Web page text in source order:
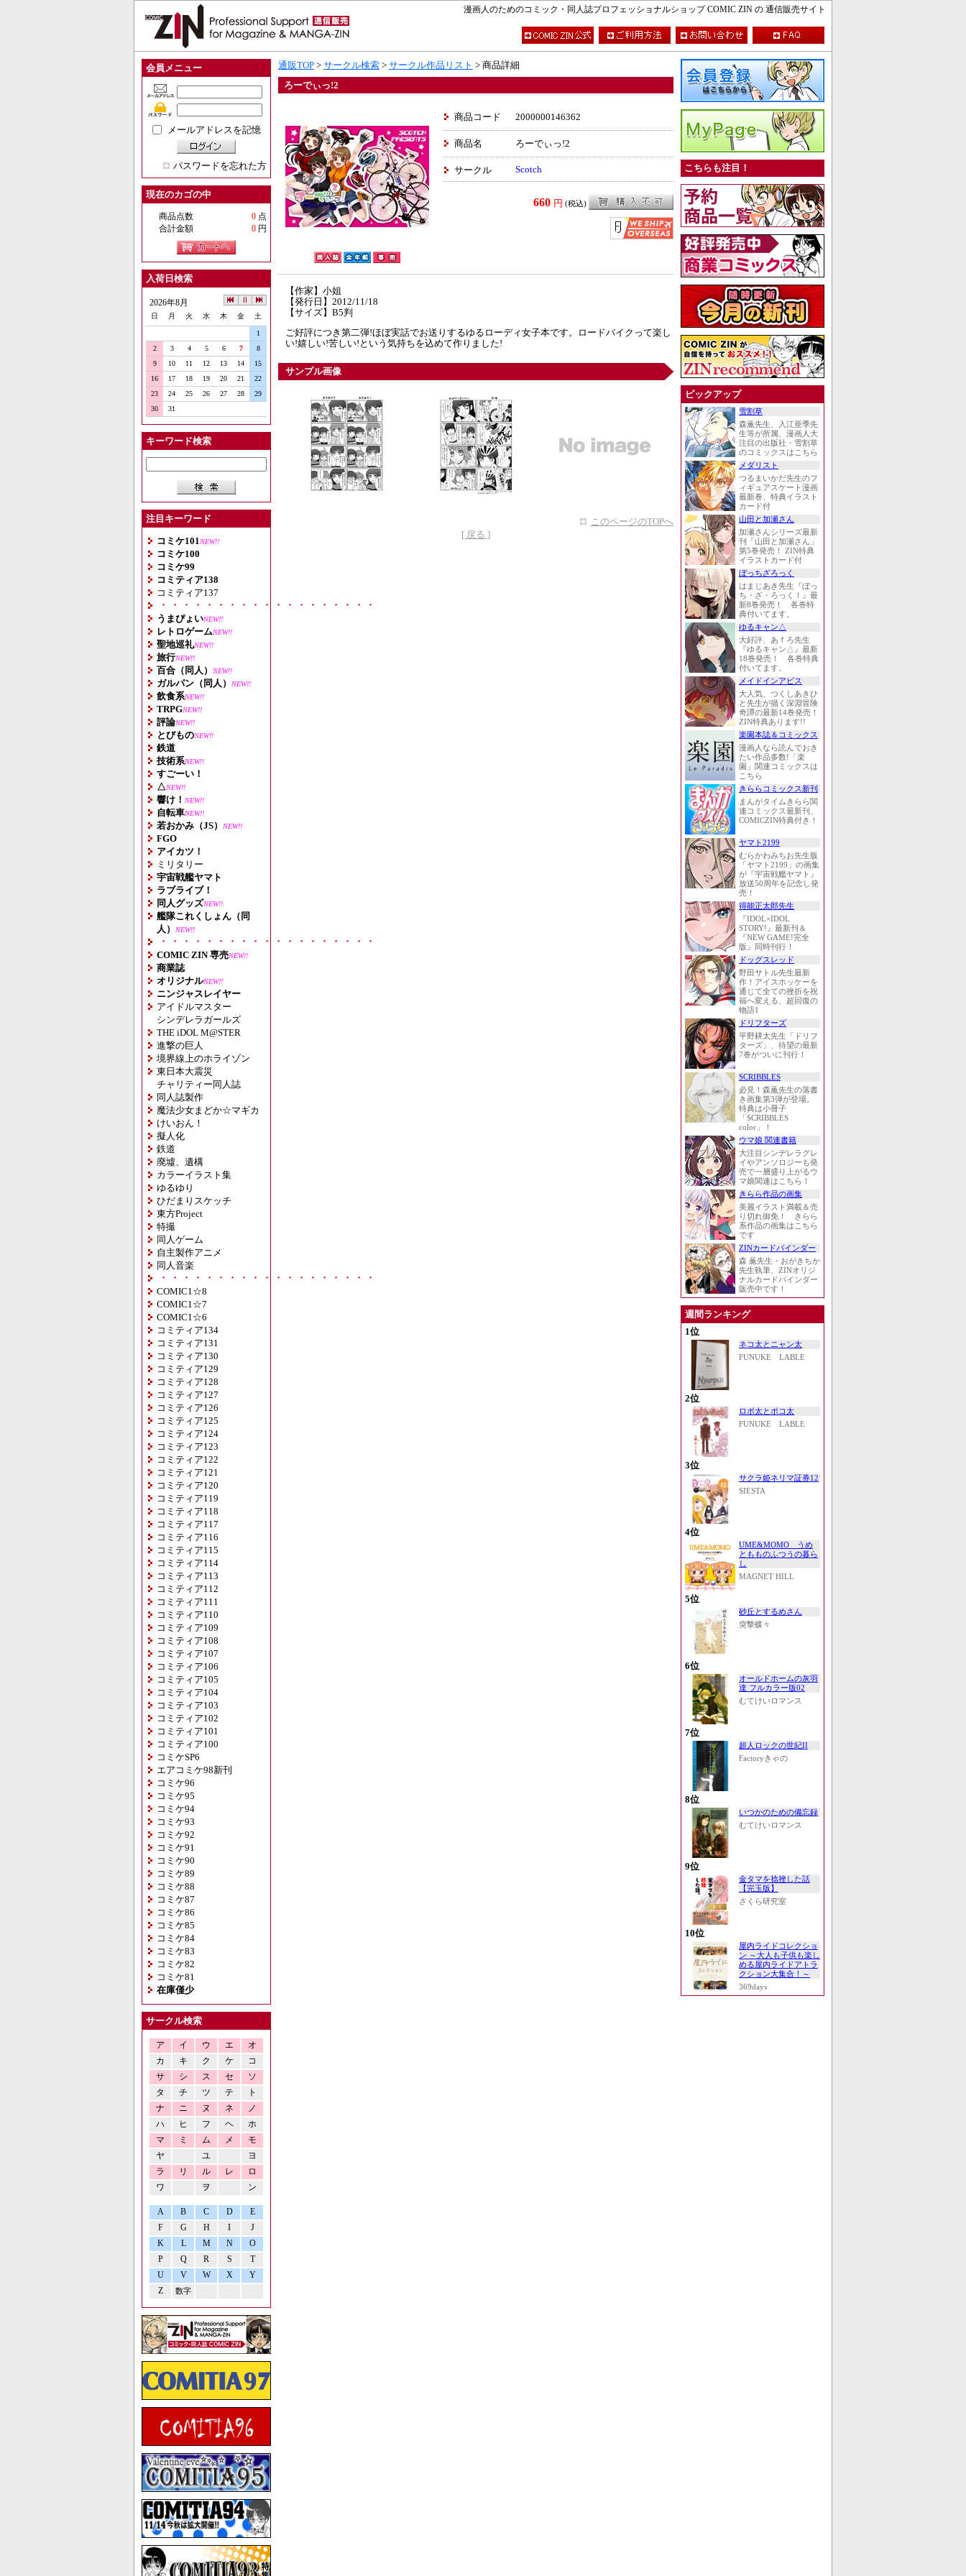
漫画人のためのコミック・同人誌プロフェッショナルショップ COMIC ZIN の 通信販売サイト
会員メニュー
メールアドレスを記憶
パスワードを忘れた方
現在のカゴの中
商品点数 0 点
合計金額
0 円
入荷日検索
2026年8月
日 月 火 水 木 金 土
1
2
3 4 5 6 7
8
9
10 11 12 13 14
15
16
17 18 19 20 21
22
23
24 25 26 27 28
29
30
31
キーワード検索
注目キーワード
コミケ101 NEW!!
コミケ100
コミケ99
コミティア138
コミティア137
・・・・・・・・・・・・・・・・・・・
うまぴょいNEW!!
レトロゲームNEW!!
聖地巡礼NEW!!
旅行NEW!!
百合（同人） NEW!!
ガルパン（同人） NEW!!
飲食系NEW!!
TRPGNEW!!
評論NEW!!
とびものNEW!!
鉄道
技術系NEW!!
すごーい！
△NEW!!
響け！ NEW!!
自転車NEW!!
若おかみ（JS） NEW!!
FGO
アイカツ！
ミリタリー
宇宙戦艦ヤマト
ラブライブ！
同人グッズNEW!!
艦隊これくしょん（同
人）
NEW!!
・・・・・・・・・・・・・・・・・・・
COMIC ZIN 専売NEW!!
商業誌
オリジナルNEW!!
ニンジャスレイヤー
アイドルマスター
シンデレラガールズ
THE iDOL M@STER
進撃の巨人
境界線上のホライゾン
東日本大震災
チャリティー同人誌
同人誌製作
魔法少女まどか☆マギカ
けいおん！
擬人化
鉄道
廃墟、遺構
カラーイラスト集
ゆるゆり
ひだまりスケッチ
東方Project
特撮
同人ゲーム
自主製作アニメ
同人音楽
・・・・・・・・・・・・・・・・・・・
COMIC1☆8
COMIC1☆7
COMIC1☆6
コミティア134
コミティア131
コミティア130
コミティア129
コミティア128
コミティア127
コミティア126
コミティア125
コミティア124
コミティア123
コミティア122
コミティア121
コミティア120
コミティア119
コミティア118
コミティア117
コミティア116
コミティア115
コミティア114
コミティア113
コミティア112
コミティア111
コミティア110
コミティア109
コミティア108
コミティア107
コミティア106
コミティア105
コミティア104
コミティア103
コミティア102
コミティア101
コミティア100
コミケSP6
エアコミケ98新刊
コミケ96
コミケ95
コミケ94
コミケ93
コミケ92
コミケ91
コミケ90
コミケ89
コミケ88
コミケ87
コミケ86
コミケ85
コミケ84
コミケ83
コミケ82
コミケ81
在庫僅少
サークル検索
ア イ ウ エ
オ
カ
キ ク ケ
コ
サ
シ ス セ
ソ
タ
チ ツ テ
ト
ナ
ニ ヌ ネ
ノ
ハ
ヒ フ ヘ
ホ
マ
ミ ム メ
モ
ヤ
ユ
ヨ
ラ
リ ル レ
ロ
ワ
ヲ ン
A B C D
E
F
G H I
J
K
L M N
O
P
Q R S
T
U
V W X
Y
Z
数字
通販TOP > サークル検索 > サークル作品リスト > 商品詳細
ろーでぃっ!2
商品コード 2000000146362
商品名 ろーでぃっ!2
サークル Scotch
660 円 (税込)
【作家】小姐
【発行日】2012/11/18
【サイズ】B5判
ご好評につき第二弾!ほぼ実話でお送りするゆるローディ女子本です。ロードバイクって楽し
い!嬉しい!苦しい!という気持ちを込めて作りました!
サンプル画像
このページのTOPへ
[ 戻る ]
こちらも注目！
ピックアップ
雪割草
森薫先生、入江亜季先
生等が所属、漫画人大
注目の出版社・雪割草
のコミックスはこちら
メダリスト
つるまいかだ先生のフ
ィギュアスケート漫画
最新巻、特典イラスト
カード付
山田と加瀬さん
加瀬さんシリーズ最新
刊「山田と加瀬さん」
第5巻発売！ ZIN特典
イラストカード付
ぼっちざろっく
はまじあき先生『ぼっ
ち・ざ・ろっく！』最
新8巻発売！ 各巻特
典付いてます。
ゆるキャン△
大好評、あｆろ先生
『ゆるキャン△』最新
18巻発売！ 各巻特典
付いてます。
メイドインアビス
大人気、つくしあきひ
と先生が描く深淵冒険
奇譚の最新14巻発売！
ZIN特典あります!!
楽園本誌＆コミックス
漫画人なら読んでおき
たい作品多数!「楽
園」関連コミックスは
こちら
きららコミックス新刊
まんがタイムきらら関
連コミックス最新刊、
COMICZIN特典付き！
ヤマト2199
むらかわみちお先生版
「ヤマト2199」の画集
が『宇宙戦艦ヤマト』
放送50周年を記念し発
売！
得能正太郎先生
『IDOL×IDOL
STORY!』最新刊＆
『NEW GAME!完全
版』同時刊行！
ドッグスレッド
野田サトル先生最新
作！アイスホッケーを
通じて全ての挫折を祝
福へ変える、超回復の
物語1
ドリフターズ
平野耕太先生「ドリフ
ターズ」、待望の最新
7巻がついに刊行！
SCRIBBLES
必見！森薫先生の落書
き画集第3弾が登場。
特典は小冊子
「SCRIBBLES
color」！
ウマ娘 関連書籍
大注目シンデレラグレ
イやアンソロジーも発
売で一層盛り上がるウ
マ娘関連はこちら！
きらら作品の画集
美麗イラスト満載＆売
り切れ御免！ きらら
系作品の画集はこちら
です
ZINカードバインダー
森 薫先生・おがきちか
先生執筆、ZINオリジ
ナルカードバインダー
販売中です！
週間ランキング
1位
ネコ太とニャン太
FUNUKE LABLE
2位
ロボ太とポコ太
FUNUKE LABLE
3位
サクラ姫ネリマ証券12
SIESTA
4位
UME&MOMO うめ
ともものふつうの暮ら
し
MAGNET HILL
5位
砂丘とするめさん
突撃蝶々
6位
オールドホームの灰羽
達 フルカラー版02
むてけいロマンス
7位
超人ロックの世紀II
Factoryきゃの
8位
いつかのための備忘録
むてけいロマンス
9位
金タマを捻挫した話
【完玉版】
さくら研究室
10位
屋内ライドコレクショ
ン ～大人も子供も楽し
める屋内ライドアトラ
クション大集合！～
369days